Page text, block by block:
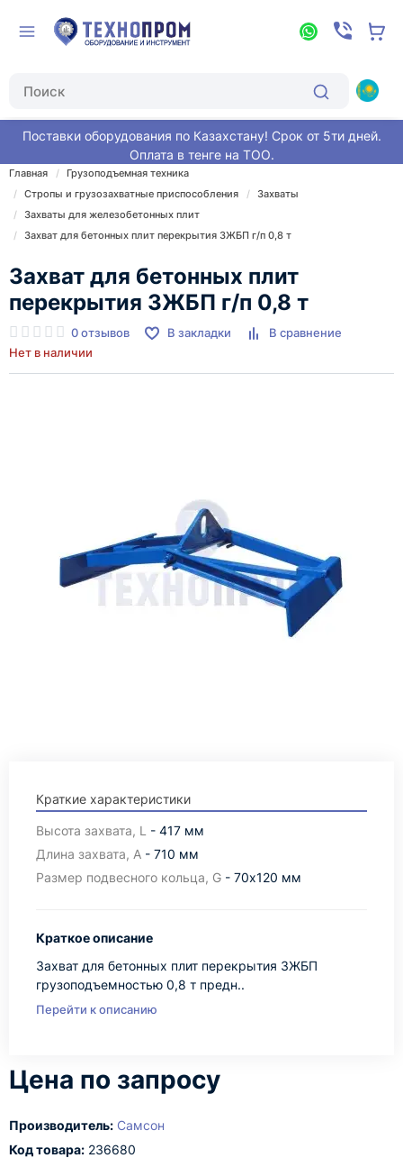
Поставки оборудования по Казахстану! Срок от 5ти дней.
Оплата в тенге на ТОО.
Главная
Грузоподъемная техника
Стропы и грузозахватные приспособления
Захваты
Захваты для железобетонных плит
Захват для бетонных плит перекрытия ЗЖБП г/п 0,8 т
Захват для бетонных плит
перекрытия ЗЖБП г/п 0,8 т
0 отзывов В закладки
В сравнение
Нет в наличии
Краткие характеристики
Высота захвата, L - 417 мм
Длина захвата, А - 710 мм
Размер подвесного кольца, G - 70х120 мм
Краткое описание
Захват для бетонных плит перекрытия ЗЖБП
грузоподъемностью 0,8 т предн..
Перейти к описанию
Цена по запросу
Производитель: Самсон
Код товара: 236680